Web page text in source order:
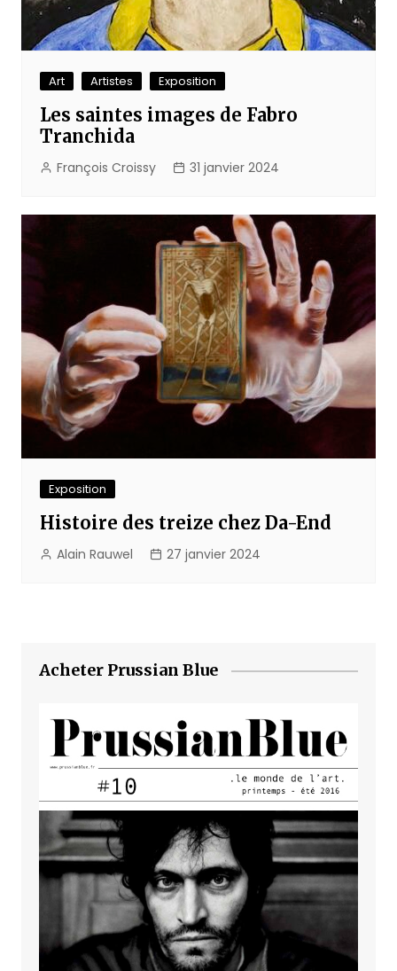
Art Artistes Exposition
Les saintes images de Fabro
Tranchida
François Croissy 31 janvier 2024
Exposition
Histoire des treize chez Da-End
Alain Rauwel 27 janvier 2024
Acheter Prussian Blue